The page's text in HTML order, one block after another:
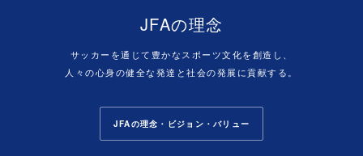
JFAの理念
サッカーを通じて豊かなスポーツ文化を創造し、
人々の心身の健全な発達と社会の発展に貢献する。
JFAの理念・ビジョン・バリュー